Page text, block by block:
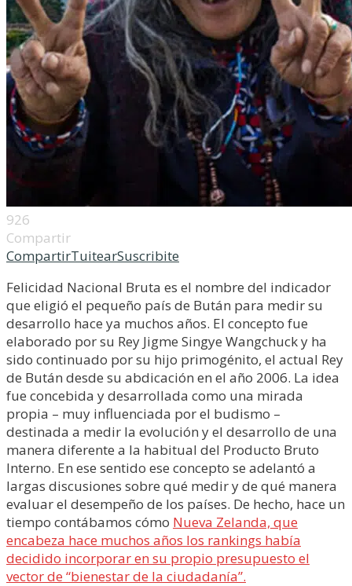
926
Compartir
CompartirTuitearSuscribite
Felicidad Nacional Bruta es el nombre del indicador
que eligió el pequeño país de Bután para medir su
desarrollo hace ya muchos años. El concepto fue
elaborado por su Rey Jigme Singye Wangchuck y ha
sido continuado por su hijo primogénito, el actual Rey
de Bután desde su abdicación en el año 2006. La idea
fue concebida y desarrollada como una mirada
propia – muy influenciada por el budismo –
destinada a medir la evolución y el desarrollo de una
manera diferente a la habitual del Producto Bruto
Interno. En ese sentido ese concepto se adelantó a
largas discusiones sobre qué medir y de qué manera
evaluar el desempeño de los países. De hecho, hace un
tiempo contábamos cómo Nueva Zelanda, que
encabeza hace muchos años los rankings había
decidido incorporar en su propio presupuesto el
vector de “bienestar de la ciudadanía”.